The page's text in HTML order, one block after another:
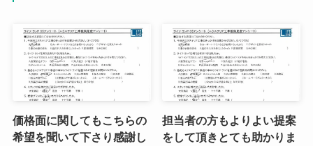
価格面に関してもこちらの
希望を聞いて下さり感謝し
担当者の方もよりよい提案
をして頂きとても助かりま